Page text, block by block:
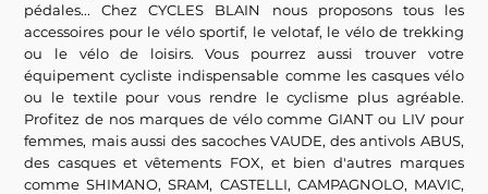
pédales... Chez CYCLES BLAIN nous proposons tous les
accessoires pour le vélo sportif, le velotaf, le vélo de trekking
ou le vélo de loisirs. Vous pourrez aussi trouver votre
équipement cycliste indispensable comme les casques vélo
ou le textile pour vous rendre le cyclisme plus agréable.
Profitez de nos marques de vélo comme GIANT ou LIV pour
femmes, mais aussi des sacoches VAUDE, des antivols ABUS,
des casques et vêtements FOX, et bien d'autres marques
comme SHIMANO, SRAM, CASTELLI, CAMPAGNOLO, MAVIC,